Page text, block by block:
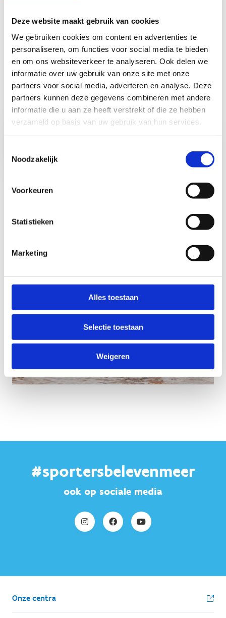
Deze website maakt gebruik van cookies
We gebruiken cookies om content en advertenties te
personaliseren, om functies voor social media te bieden
en om ons websiteverkeer te analyseren. Ook delen we
informatie over uw gebruik van onze site met onze
partners voor social media, adverteren en analyse. Deze
partners kunnen deze gegevens combineren met andere
informatie die u aan ze heeft verstrekt of die ze hebben
verzameld op basis van uw gebruik van hun services.
Noodzakelijk
Voorkeuren
Statistieken
Marketing
Alles toestaan
Selectie toestaan
Weigeren
is dit 1 gratis begeleider per 6 aanwezige leerlingen.
Is jullie school de afgelopen 2 jaar al bij Sport Vlaanderen
op sportklassen geweest? Dan krijgen jullieeen
getrouwheidskorting van 5%op het verblijf en de
maaltijden.
Hoe vraag ik een
sportklas aan?
Een dag op
sportklassen?
Die ziet er zo
#sportersbelevenmeer
ook op sociale media
Onze centra